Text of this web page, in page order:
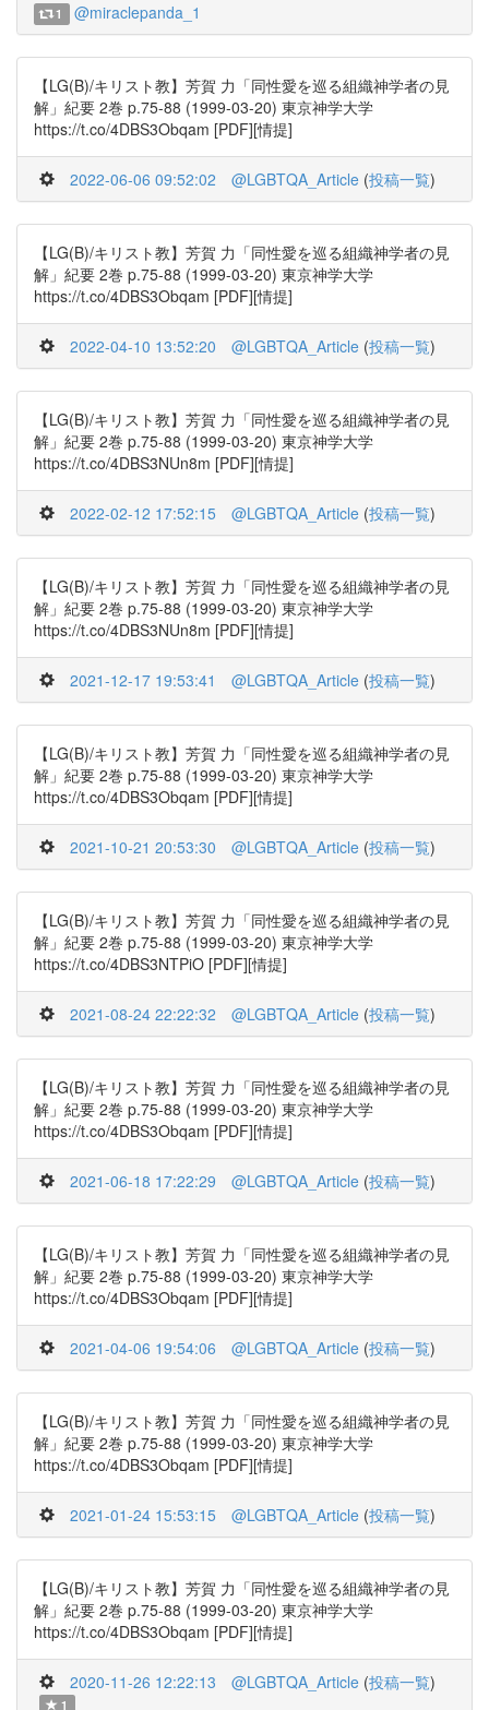
1 @miraclepanda_1
【LG(B)/キリスト教】芳賀 力「同性愛を巡る組織神学者の見
解」紀要 2巻 p.75-88 (1999-03-20) 東京神学大学
https://t.co/4DBS3Obqam [PDF][情提]
2022-06-06 09:52:02 @LGBTQA_Article (投稿一覧)
【LG(B)/キリスト教】芳賀 力「同性愛を巡る組織神学者の見
解」紀要 2巻 p.75-88 (1999-03-20) 東京神学大学
https://t.co/4DBS3Obqam [PDF][情提]
2022-04-10 13:52:20 @LGBTQA_Article (投稿一覧)
【LG(B)/キリスト教】芳賀 力「同性愛を巡る組織神学者の見
解」紀要 2巻 p.75-88 (1999-03-20) 東京神学大学
https://t.co/4DBS3NUn8m [PDF][情提]
2022-02-12 17:52:15 @LGBTQA_Article (投稿一覧)
【LG(B)/キリスト教】芳賀 力「同性愛を巡る組織神学者の見
解」紀要 2巻 p.75-88 (1999-03-20) 東京神学大学
https://t.co/4DBS3NUn8m [PDF][情提]
2021-12-17 19:53:41 @LGBTQA_Article (投稿一覧)
【LG(B)/キリスト教】芳賀 力「同性愛を巡る組織神学者の見
解」紀要 2巻 p.75-88 (1999-03-20) 東京神学大学
https://t.co/4DBS3Obqam [PDF][情提]
2021-10-21 20:53:30 @LGBTQA_Article (投稿一覧)
【LG(B)/キリスト教】芳賀 力「同性愛を巡る組織神学者の見
解」紀要 2巻 p.75-88 (1999-03-20) 東京神学大学
https://t.co/4DBS3NTPiO [PDF][情提]
2021-08-24 22:22:32 @LGBTQA_Article (投稿一覧)
【LG(B)/キリスト教】芳賀 力「同性愛を巡る組織神学者の見
解」紀要 2巻 p.75-88 (1999-03-20) 東京神学大学
https://t.co/4DBS3Obqam [PDF][情提]
2021-06-18 17:22:29 @LGBTQA_Article (投稿一覧)
【LG(B)/キリスト教】芳賀 力「同性愛を巡る組織神学者の見
解」紀要 2巻 p.75-88 (1999-03-20) 東京神学大学
https://t.co/4DBS3Obqam [PDF][情提]
2021-04-06 19:54:06 @LGBTQA_Article (投稿一覧)
【LG(B)/キリスト教】芳賀 力「同性愛を巡る組織神学者の見
解」紀要 2巻 p.75-88 (1999-03-20) 東京神学大学
https://t.co/4DBS3Obqam [PDF][情提]
2021-01-24 15:53:15 @LGBTQA_Article (投稿一覧)
【LG(B)/キリスト教】芳賀 力「同性愛を巡る組織神学者の見
解」紀要 2巻 p.75-88 (1999-03-20) 東京神学大学
https://t.co/4DBS3Obqam [PDF][情提]
2020-11-26 12:22:13 @LGBTQA_Article (投稿一覧)
1